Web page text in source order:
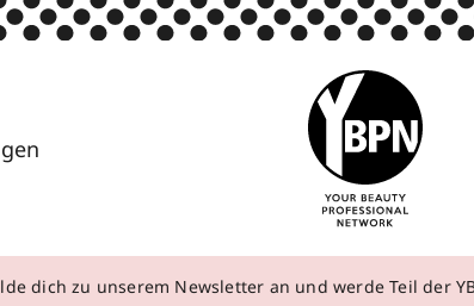
dich zu unserem Newsletter an und werde Teil der